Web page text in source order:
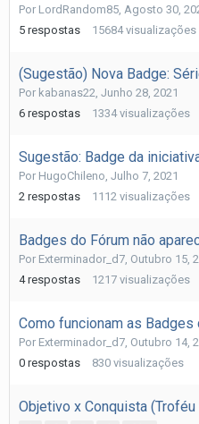
Por LordRandom85, Agosto 30,
5 respostas 15684 visualizações
(Sugestão) Nova Badge:
Por kabanas22, Junho 28, 2021
6 respostas 1334 visualizações
Sugestão: Badge da
Por HugoChileno, Julho 7, 2021
2 respostas 1112 visualizações
Badges do Fórum não
Por Exterminador_d7, Outubro 15,
4 respostas 1217 visualizações
Como funcionam as Badges
Por Exterminador_d7, Outubro 14,
0 respostas 830 visualizações
Objetivo x Conquista